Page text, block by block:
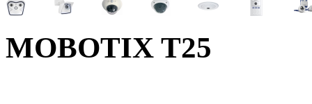
MOBOTIX T25